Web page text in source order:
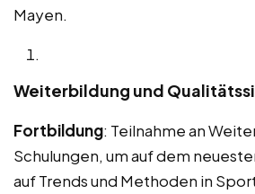
Mayen.
Weiterbildung und
Fortbildung: Teilnahme an
Schulungen, um auf dem
auf Trends und Methoden in